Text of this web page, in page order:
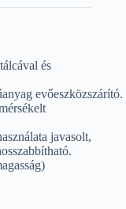
és
evőeszközszárító.
javasolt,